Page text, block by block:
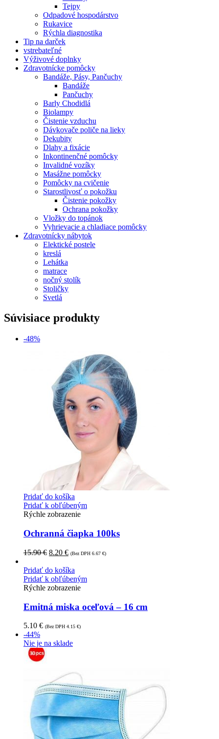
Tejpy
Odpadové hospodárstvo
Rukavice
Rýchla diagnostika
Tip na darček
vstrebateľné
Výživové doplnky
Zdravotnícke pomôcky
Bandáže, Pásy, Pančuchy
Bandáže
Pančuchy
Barly Chodidlá
Biolampy
Čistenie vzduchu
Dávkovače poliče na lieky
Dekubity
Dlahy a fixácie
Inkontinenčné pomôcky
Invalidné vozíky
Masážne pomôcky
Pomôcky na cvičenie
Starostlivosť o pokožku
Čistenie pokožky
Ochrana pokožky
Vložky do topánok
Vyhrievacie a chladiace pomôcky
Zdravotnícky nábytok
Elektické postele
kreslá
Lehátka
matrace
nočný stolík
Stoličky
Svetlá
Súvisiace produkty
-48%
Pridať do košíka
Pridať k obľúbeným
Rýchle zobrazenie
Ochranná čiapka 100ks
15.90€ 8.20 € (Bez DPH 6.67 €)
Pridať do košíka
Pridať k obľúbeným
Rýchle zobrazenie
Emitná miska oceľová – 16 cm
5.10 € (Bez DPH 4.15 €)
-44%
Nie je na sklade